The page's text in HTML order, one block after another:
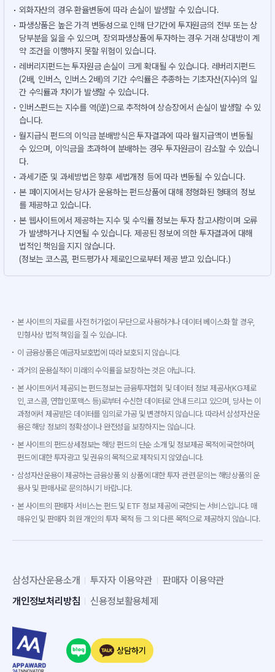
외화자산의 경우 환율변동에 따라 손실이 발생할 수 있습니다.
파생상품은 높은 가격 변동성으로 인해 단기간에 투자원금의 전부 또는 상
당부분을 잃을 수 있으며, 장외파생상품에 투자하는 경우 거래 상대방이 계
약 조건을 이행하지 못할 위험이 있습니다.
레버리지펀드는 투자원금 손실이 크게 확대될 수 있습니다. 레버리지펀드
(2배, 인버스, 인버스 2배)의 기간 수익률은 추종하는 기초자산(지수)의 일
간 수익률과 차이가 발생할 수 있습니다.
인버스펀드는 지수를 역(逆)으로 추적하여 상승장에서 손실이 발생할 수 있
습니다.
월지급식 펀드의 이익금 분배방식은 투자결과에 따라 월지급액이 변동될
수 있으며, 이익금을 초과하여 분배하는 경우 투자원금이 감소할 수 있습니
다.
과세기준 및 과세방법은 향후 세법개정 등에 따라 변동될 수 있습니다.
본 페이지에서는 당사가 운용하는 펀드상품에 대해 정형화된 형태의 정보
를 제공하고 있습니다.
본 웹사이트에서 제공하는 지수 및 수익률 정보는 투자 참고사항이며 오류
가 발생하거나 지연될 수 있습니다. 제공된 정보에 의한 투자결과에 대해
법적인 책임을 지지 않습니다.
(정보는 코스콤, 펀드평가사 제로인으로부터 제공 받고 있습니다.)
본 사이트의 자료를 사전 허가없이 무단으로 사용하거나 데이터 베이스화 할 경우,
민형사상 법적 책임을 질 수 있습니다.
이 금융상품은 예금자보호법에 따라 보호되지 않습니다.
과거의 운용실적이 미래의 수익률을 보장하는 것은 아닙니다.
본 사이트에서 제공되는 펀드정보는 금융투자협회 및 데이터 정보 제공사(KG제로
인, 코스콤, 연합인포맥스 등)로부터 수신한 데이터로 안내 드리고 있으며, 당사는 이
과정에서 제공받은 데이터를 임의로 가공 및 변경하지 않습니다. 따라서 삼성자산운
용은 해당 정보의 정확성이나 완전성을 보장하지는 않습니다.
본 사이트의 펀드상세정보는 해당 펀드의 단순 소개 및 정보제공 목적에 국한하며,
펀드에 대한 투자광고 및 권유의 목적으로 제작되지 않았습니다.
삼성자산운용이 제공하는 금융상품 외 상품에 대한 투자 관련 문의는 해당상품의 운
용사 및 판매사로 문의하시기 바랍니다.
본 사이트의 판매자 서비스는 펀드 및 ETF 정보 제공에 국한되는 서비스입니다. 매
매유인 및 판매자 회원 개인의 투자 목적 등 그 외 다른 목적으로 제공하지 않습니다.
삼성자산운용소개 투자자 이용약관
판매자 이용약관
개인정보처리방침
신용정보활용체제
상담하기